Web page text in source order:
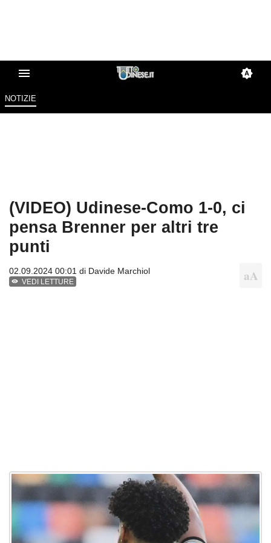
NOTIZIE
(VIDEO) Udinese-Como 1-0, ci
pensa Brenner per altri tre
punti
02.09.2024 00:01 di Davide Marchiol
VEDI LETTURE